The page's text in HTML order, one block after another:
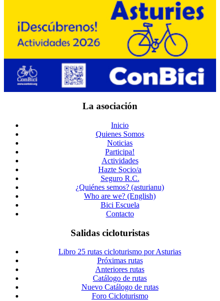
La asociación
Inicio
Quienes Somos
Noticias
Participa!
Actividades
Hazte Socio/a
Seguro R.C.
¿Quiénes semos? (asturianu)
Who are we? (English)
Bici Escuela
Contacto
Salidas cicloturistas
Libro 25 rutas cicloturismo por Asturias
Próximas rutas
Anteriores rutas
Catálogo de rutas
Nuevo Catálogo de rutas
Foro Cicloturismo